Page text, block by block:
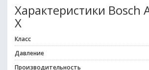
Характеристики Bosch
X
Класс
Давление
Производительность